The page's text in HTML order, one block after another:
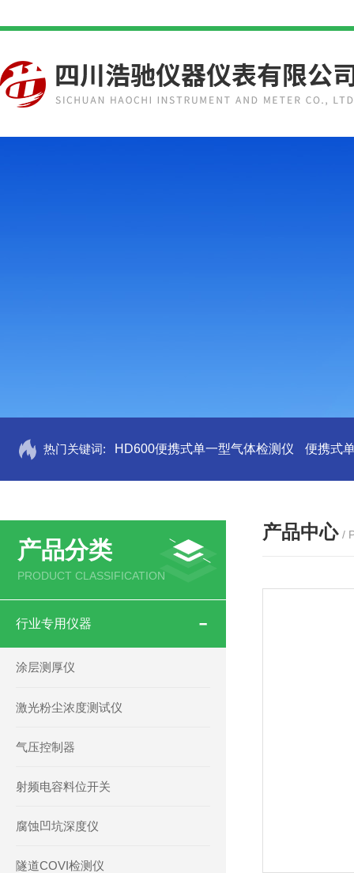
热门关键词: HD600便携式单一型气体检测仪 便携式
产品分类
PRODUCT CLASSIFICATION
行业专用仪器
涂层测厚仪
激光粉尘浓度测试仪
气压控制器
射频电容料位开关
腐蚀凹坑深度仪
隧道COVI检测仪
产品中心 /